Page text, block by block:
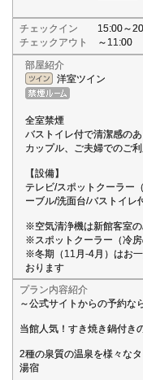
チェックイン
15:00～
チェックアウト
～11:00
部屋紹介
洋室ツイン
全室禁煙
バストイレ付で清潔感の
カップル、ご夫婦でのご
【設備】
テレビ/スポットクーラー
ーブル/洗面台/バストイレ
※空気清浄機は新館客室
※スポットクーラー（冷
※冬期（11月-4月）はお
おります
プラン内容紹介
～公式サイトからの予約な
当館人気！すき焼き鍋付き
2種の泉質の温泉を様々な
湯宿